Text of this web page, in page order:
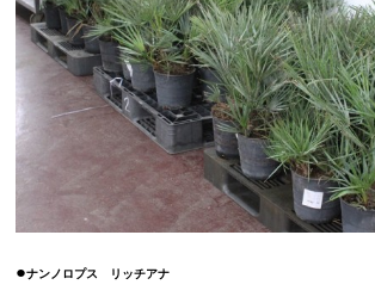
●ナンノロプス リッチアナ